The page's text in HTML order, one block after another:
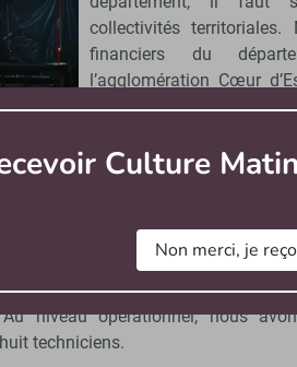
- © 100
collectivités territoriales.
financiers du
l’agglomération Cœur
France. Ces apports
déploiement des équipes.
festival nous
personnes pour
itinérant de notre
niveau opérationnel, nous
techniciens.
Culture Matin
Non merci, je